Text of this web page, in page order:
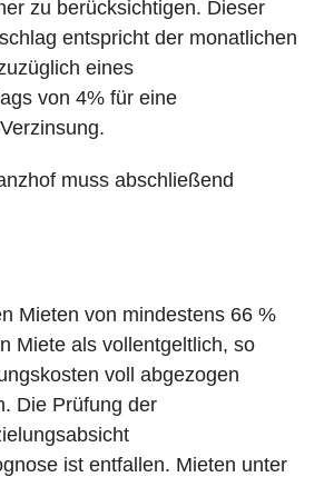
zu berücksichtigen. Dieser
entspricht der monatlichen
eines
von 4% für eine
muss abschließend
Mieten von mindestens 66 %
Miete als vollentgeltlich, so
voll abgezogen
Die Prüfung der
ist entfallen. Mieten unter